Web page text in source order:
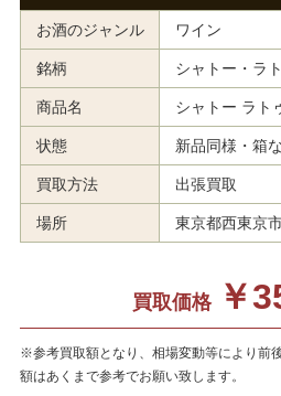
お酒のジャンル ワイン
銘柄 シャトー・ラ
商品名 シャトー ラト
状態 新品同様・箱
買取方法 出張買取
場所 東京都西東京
買取価格 ￥
※参考買取額となり、相場変動等により前
額はあくまで参考でお願い致します。